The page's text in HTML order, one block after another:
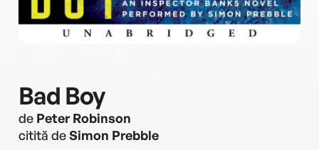
Bad Boy
de Peter Robinson
citită deSimon Prebble